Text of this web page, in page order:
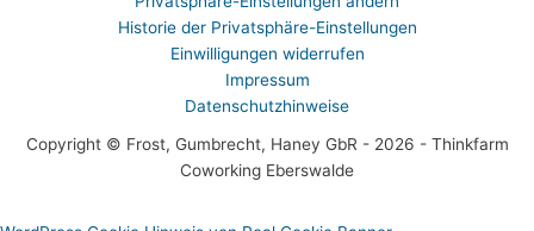
Historie der Privatsphäre-Einstellungen
Einwilligungen widerrufen
Impressum
Datenschutzhinweise
Copyright © Frost, Gumbrecht, Haney GbR - 2026 - Thinkfarm
Coworking Eberswalde